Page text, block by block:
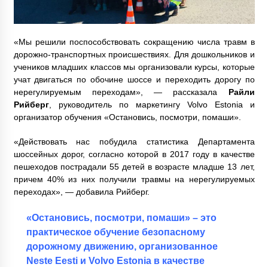
«Мы решили поспособствовать сокращению числа травм в
дорожно-транспортных происшествиях. Для дошкольников и
учеников младших классов мы организовали курсы, которые
учат двигаться по обочине шоссе и переходить дорогу по
нерегулируемым переходам», — рассказала Райли
Рийберг, руководитель по маркетингу Volvo Estonia и
организатор обучения «Остановись, посмотри, помаши».
«Действовать нас побудила статистика Департамента
шоссейных дорог, согласно которой в 2017 году в качестве
пешеходов пострадали 55 детей в возрасте младше 13 лет,
причем 40% из них получили травмы на нерегулируемых
переходах», — добавила Рийберг.
«Остановись, посмотри, помаши» – это
практическое обучение безопасному
дорожному движению, организованное
Neste Eesti и Volvo Estonia в качестве